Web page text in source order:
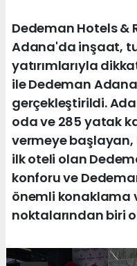
Dedeman Hotels &
Adana'da inşaat,
yatırımlarıyla
ile Dedeman
gerçekleştirildi.
oda ve 285 yatak
vermeye
ilk oteli olan
konforu ve
önemli konaklama
noktalarından biri